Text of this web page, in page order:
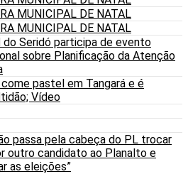
MUNICIPAL DE NATAL
MUNICIPAL DE NATAL
do Seridó participa de evento
sobre Planificação da Atenção
pastel em Tangará e é
Vídeo
passa pela cabeça do PL trocar
outro candidato ao Planalto e
as eleições”